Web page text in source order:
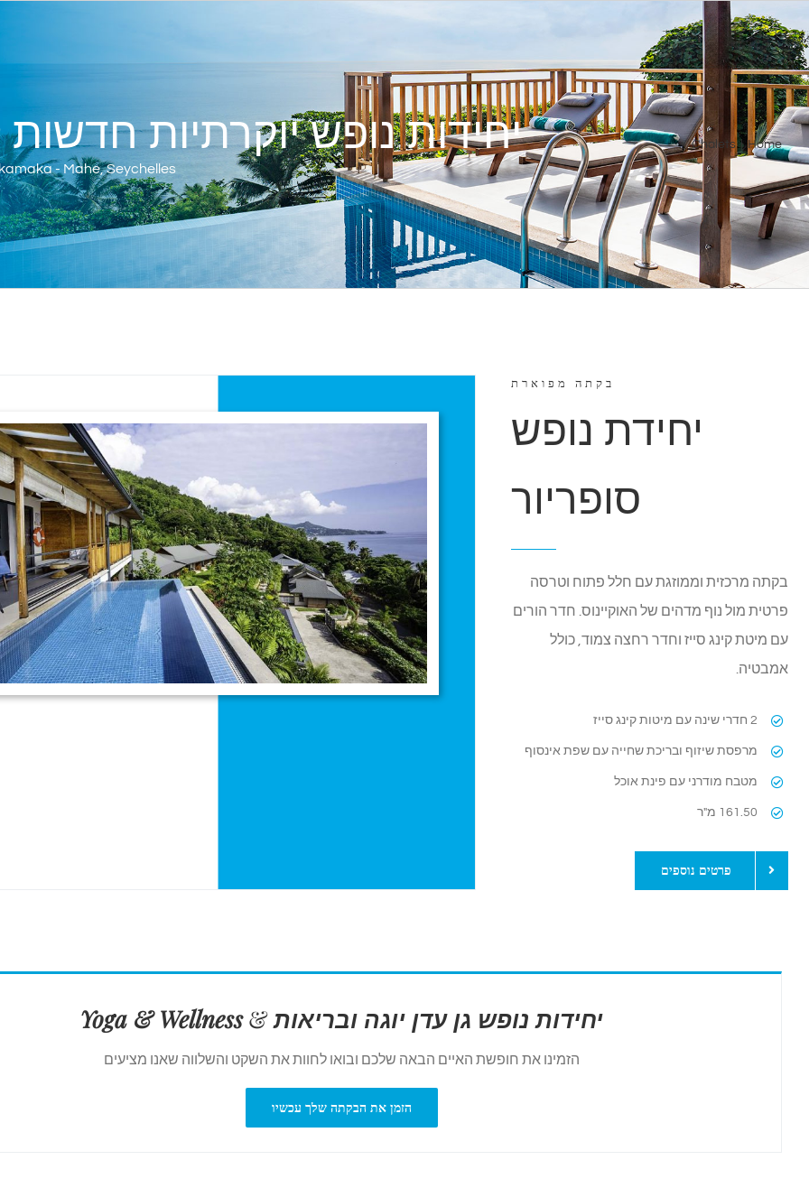
to
content
יחידות נופש יוקרתיות
- Mahe, Seychelles
Home
|
Chalets
בקתה מפוארת
יחידת נופש
סופריור
בקתה מרכזית וממוזגת עם חלל פתוח וטרסה
פרטית מול נוף מדהים של האוקיינוס. חדר הורים
עם מיטת קינג סייז וחדר רחצה צמוד, כולל
אמבטיה.
2 חדרי שינה עם מיטות קינג סייז
מרפסת שיזוף ובריכת שחייה עם שפת אינסוף
מטבח מודרני עם פינת אוכל
161.50 מ"ר
פרטים נוספים
יחידות נופש גן עדן יוגה ובריאות&
Yoga & Wellness
הזמינו את חופשת האיים הבאה שלכם ובואו לחוות את השקט והשלווה שאנו מציעים
הזמן את הבקתה שלך עכשיו